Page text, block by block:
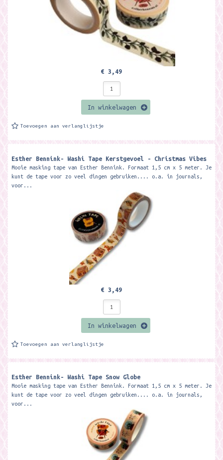
€ 3,49
In winkelwagen
Toevoegen aan verlanglijstje
Esther Bennink- Washi Tape Kerstgevoel - Christmas Vibes
Mooie masking tape van Esther Bennink. Formaat 1,5 cm x 5 meter. Je
kunt de tape voor zo veel dingen gebruiken.... o.a. in journals,
voor...
€ 3,49
In winkelwagen
Toevoegen aan verlanglijstje
Esther Bennink- Washi Tape Snow Globe
Mooie masking tape van Esther Bennink. Formaat 1,5 cm x 5 meter. Je
kunt de tape voor zo veel dingen gebruiken.... o.a. in journals,
voor...